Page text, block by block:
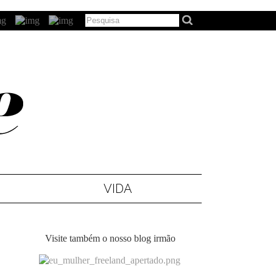
VIDA
Visite também o nosso blog irmão